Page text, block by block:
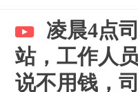
凌晨4点
站，工作人
说不用钱，